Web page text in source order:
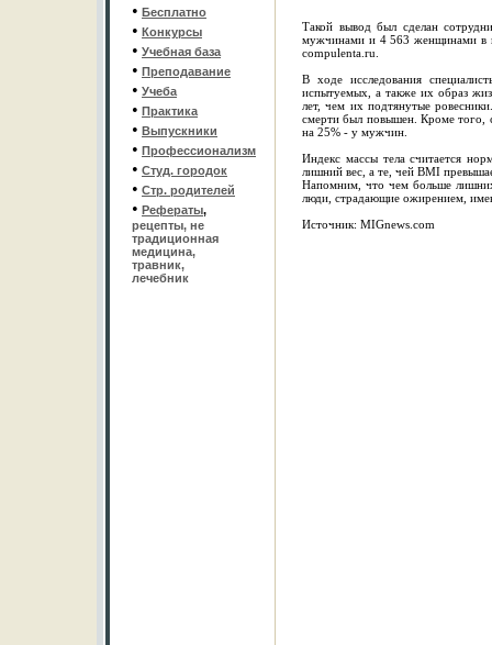
• Бесплатно
• Конкурсы
• Учебная база
• Преподавание
• Учеба
• Практика
• Выпускники
• Профессионализм
• Студ. городок
• Стр. родителей
• Рефераты,
рецепты, не
традиционная
медицина,
травник,
лечебник
Такой вывод был сделан
мужчинами и 4 563 женщинами в
compulenta.ru.
В ходе исследования
испытуемых, а также их образ
лет, чем их подтянутые
смерти был повышен. Кроме того,
на 25% - у мужчин.
Индекс массы тела считается
лишний вес, а те, чей BMI
Напомним, что чем больше
люди, страдающие ожирением,
Источник: MIGnews.com